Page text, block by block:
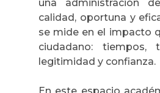
una administración
calidad, oportuna y
se mide en el impacto
ciudadano: tiempos,
legitimidad y confianza.
En este espacio